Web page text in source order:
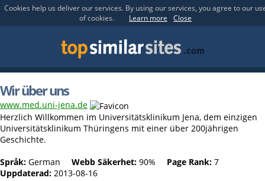
Cookies help us deliver our services. By using our services, you agree to our
of cookies.
Learn more Close
Wir über uns
www.med.uni-jena.de
Herzlich Willkommen im Universitätsklinikum Jena, dem einzigen
Universitätsklinikum Thüringens mit einer über 200jährigen
Geschichte.
Språk: German Webb Säkerhet: 90% Page Rank: 7
Uppdaterad: 2013-08-16